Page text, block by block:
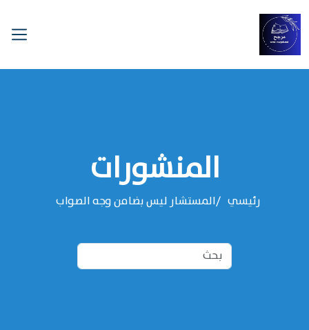
المنشورات
رئيسي المستشار ليس بضامن وجه الصواب